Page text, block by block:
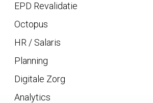
EPD Revalidatie
Octopus
HR / Salaris
Planning
Digitale Zorg
Analytics